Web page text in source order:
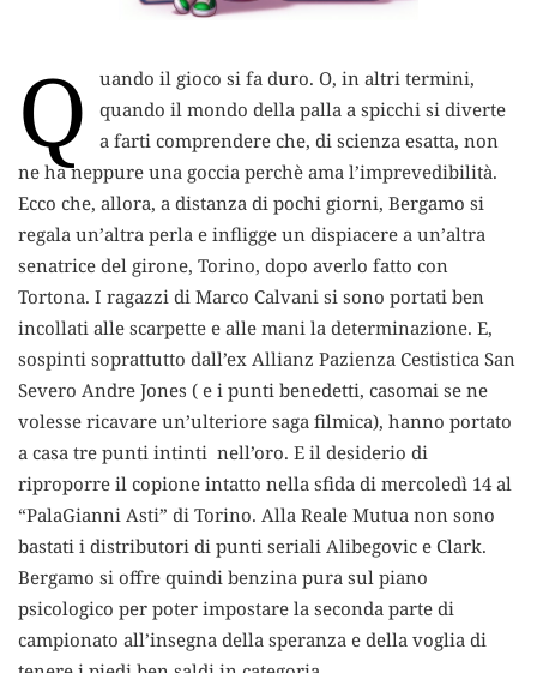
Q uando il gioco si fa duro. O, in altri termini,
quando il mondo della palla a spicchi si diverte
a farti comprendere che, di scienza esatta, non
ne ha neppure una goccia perchè ama l’imprevedibilità.
Ecco che, allora, a distanza di pochi giorni, Bergamo si
regala un’altra perla e infligge un dispiacere a un’altra
senatrice del girone, Torino, dopo averlo fatto con
Tortona. I ragazzi di Marco Calvani si sono portati ben
incollati alle scarpette e alle mani la determinazione. E,
sospinti soprattutto dall’ex Allianz Pazienza Cestistica San
Severo Andre Jones ( e i punti benedetti, casomai se ne
volesse ricavare un’ulteriore saga filmica), hanno portato
a casa tre punti intinti nell’oro. E il desiderio di
riproporre il copione intatto nella sfida di mercoledì 14 al
“PalaGianni Asti” di Torino. Alla Reale Mutua non sono
bastati i distributori di punti seriali Alibegovic e Clark.
Bergamo si offre quindi benzina pura sul piano
psicologico per poter impostare la seconda parte di
campionato all’insegna della speranza e della voglia di